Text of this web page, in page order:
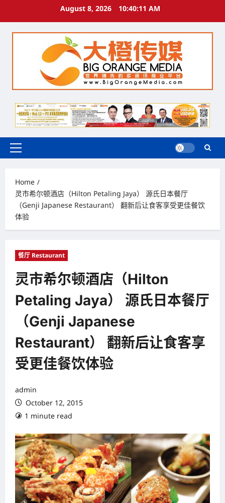
August 8, 2026 10:40:12 AM
Primary
Home
灵市希尔顿酒店（Hilton Petaling Jaya） 源氏日本餐厅
（Genji Japanese Restaurant） 翻新后让食客享受更佳餐饮
体验
餐厅 Restaurant
灵市希尔顿酒店（Hilton
Petaling Jaya） 源氏日本餐厅
（Genji Japanese
Restaurant） 翻新后让食客享
受更佳餐饮体验
admin
October 12, 2015
1 minute read